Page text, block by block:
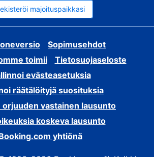
majoituspaikkasi
Sopimusehdot
toimii
Tietosuojaseloste
evästeasetuksia
räätälöityjä suosituksia
orjuuden vastainen lausunto
koskeva lausunto
yhtiönä